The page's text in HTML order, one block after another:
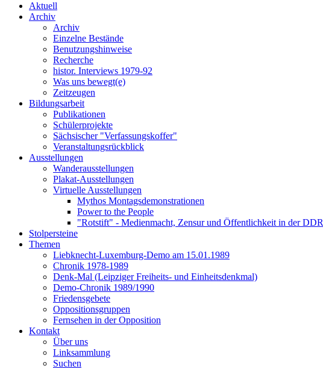
Aktuell
Archiv
Archiv
Einzelne Bestände
Benutzungshinweise
Recherche
histor. Interviews 1979-92
Was uns bewegt(e)
Zeitzeugen
Bildungsarbeit
Publikationen
Schülerprojekte
Sächsischer "Verfassungskoffer"
Veranstaltungsrückblick
Ausstellungen
Wanderausstellungen
Plakat-Ausstellungen
Virtuelle Ausstellungen
Mythos Montagsdemonstrationen
Power to the People
"Rotstift" - Medienmacht, Zensur und Öffentlichkeit in der DDR
Stolpersteine
Themen
Liebknecht-Luxemburg-Demo am 15.01.1989
Chronik 1978-1989
Denk-Mal (Leipziger Freiheits- und Einheitsdenkmal)
Demo-Chronik 1989/1990
Friedensgebete
Oppositionsgruppen
Fernsehen in der Opposition
Kontakt
Über uns
Linksammlung
Suchen